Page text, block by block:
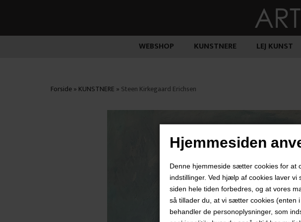
Hjemmesiden
Denne hjemmeside sætter cookies for at
indstillinger. Ved hjælp af cookies laver
siden hele tiden forbedres, og at vores
så tillader du, at vi sætter cookies (enten
behandler de personoplysninger, som
WEBSHOP KUNSTNERE LEJ KUNST
Forside» KUNSTNERE » Steen Kirkegaard Erichsen